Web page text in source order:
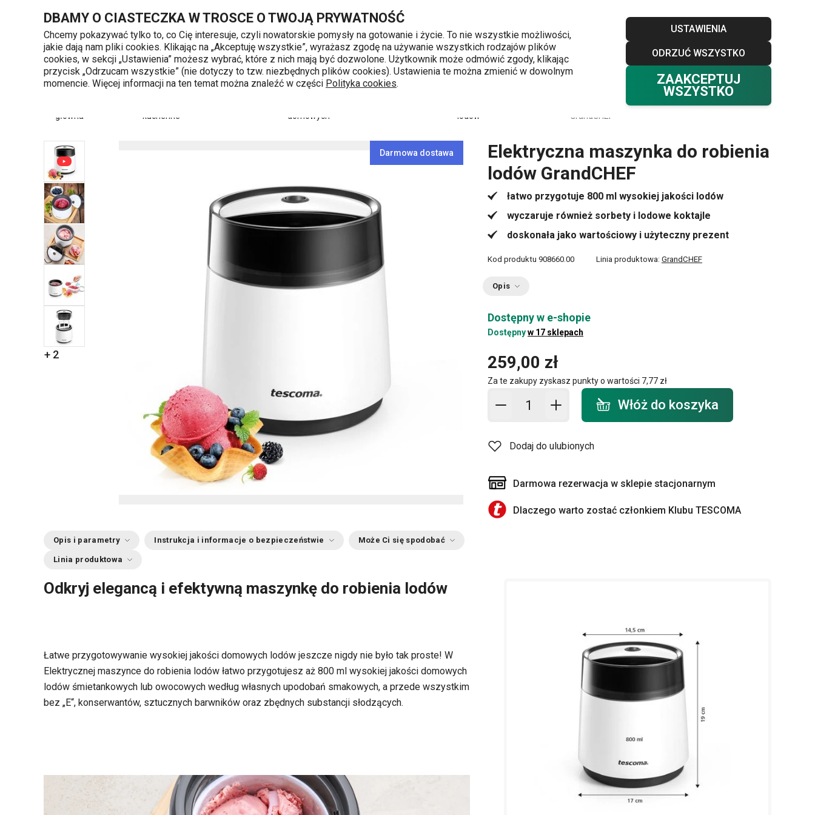
DBAMY O CIASTECZKA W TROSCE O TWOJĄ PRYWATNOŚĆ
Chcemy pokazywać tylko to, co Cię interesuje, czyli nowatorskie pomysły na gotowanie i życie. To nie wszystkie możliwości,
jakie dają nam pliki cookies. Klikając na „Akceptuję wszystkie”, wyrażasz zgodę na używanie wszystkich rodzajów plików
cookies, w sekcji „Ustawienia” możesz wybrać, które z nich mają być dozwolone. Użytkownik może odmówić zgody, klikając
przycisk „Odrzucam wszystkie” (nie dotyczy to tzw. niezbędnych plików cookies). Ustawienia te można zmienić w dowolnym
momencie. Więcej informacji na ten temat można znaleźć w części Polityka cookies.
USTAWIENIA
ODRZUĆ WSZYSTKO
ZAAKCEPTUJ
WSZYSTKO
Przejdź do głównej zawartości
Przejdź do wyszukiwania
Przejdź do nawigacji
Blog Klub TESCOMA Kontakt
Kategorie produktów 720 809 700
Poniedziałek - piątek od 8 do 16
Ulubione Zaloguj się
0 Twój koszyk
0,00 zł
główna
kuchenne
domowych
lodów
Elektryczna maszynka do robienia lodów
GrandCHEF
+ 2
Darmowa dostawa
Elektryczna maszynka do robienia
lodów GrandCHEF
łatwo przygotuje 800 ml wysokiej jakości lodów
wyczaruje również sorbety i lodowe koktajle
doskonała jako wartościowy i użyteczny prezent
Kod produktu 908660.00 Linia produktowa: GrandCHEF
Opis
Dostępny w e-shopie
Dostępnyw 17 sklepach
259,00 zł
Za te zakupy zyskasz punkty o wartości 7,77 zł
Dodaj do koszyka - ilość
Włóż do koszyka
Dodaj do ulubionych
Darmowa rezerwacja w sklepie stacjonarnym
Dlaczego warto zostać członkiem Klubu TESCOMA
Opis i parametry Instrukcja i informacje o bezpieczeństwie Może Ci się spodobać
Linia produktowa
Odkryj elegancą i efektywną maszynkę do robienia lodów
Łatwe przygotowywanie wysokiej jakości domowych lodów jeszcze nigdy nie było tak proste! W
Elektrycznej maszynce do robienia lodów łatwo przygotujesz aż 800 ml wysokiej jakości domowych
lodów śmietankowych lub owocowych według własnych upodobań smakowych, a przede wszystkim
bez „E“, konserwantów, sztucznych barwników oraz zbędnych substancji słodzących.